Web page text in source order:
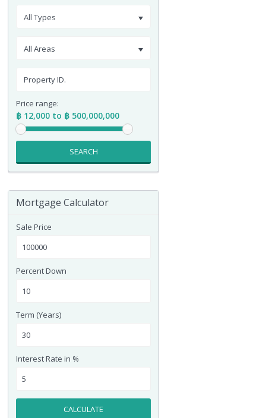
All Types
All Areas
Price range:
฿ 12,000 to ฿ 500,000,000
SEARCH
Mortgage Calculator
Sale Price
Percent Down
Term (Years)
Interest Rate in %
CALCULATE